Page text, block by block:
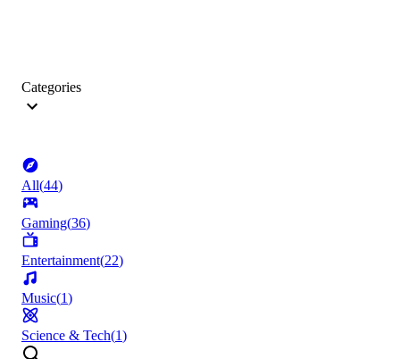
Categories
All(44)
Gaming(36)
Entertainment(22)
Music(1)
Science & Tech(1)